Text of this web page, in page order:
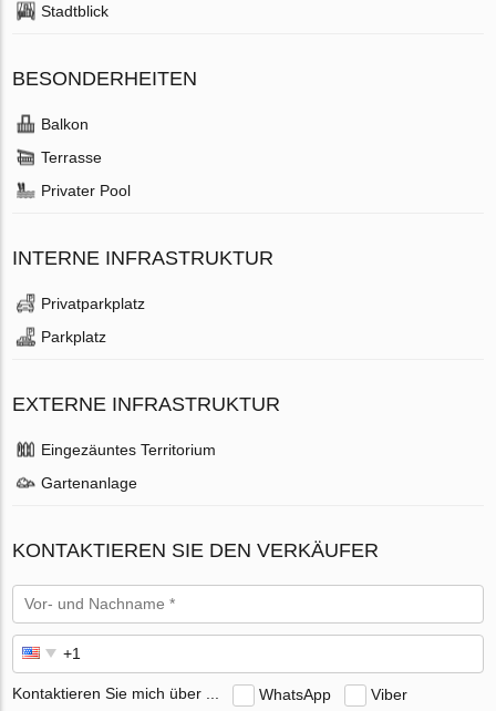
Stadtblick
BESONDERHEITEN
Balkon
Terrasse
Privater Pool
INTERNE INFRASTRUKTUR
Privatparkplatz
Parkplatz
EXTERNE INFRASTRUKTUR
Eingezäuntes Territorium
Gartenanlage
KONTAKTIEREN SIE DEN VERKÄUFER
Kontaktieren Sie mich über ... WhatsApp
Viber